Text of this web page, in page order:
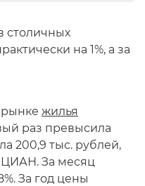
столичных
на 1%, а за
рынке жилья
раз превысила
200,9 тыс. рублей,
ЦИАН. За месяц
За год цены